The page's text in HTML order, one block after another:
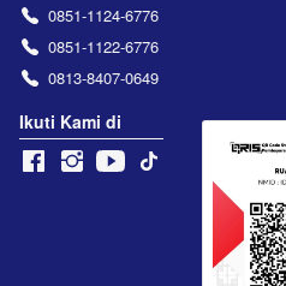
0851-1124-6776
0851-1122-6776
0813-8407-0649
Ikuti Kami di